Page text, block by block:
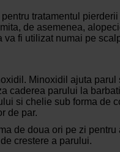
tratamentul
de asemenea,
va fi utilizat numai pe
Minoxidil ajuta parul
caderea parului la
si chelie sub forma de
de par.
de doua ori pe zi pentru
crestere a parului.